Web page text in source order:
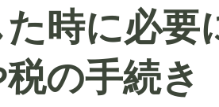
時に必要
の手続き